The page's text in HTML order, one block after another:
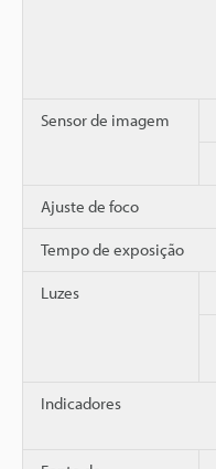
Sensor de imagem
Ajuste de foco
Tempo de exposição
Luzes
Indicadores